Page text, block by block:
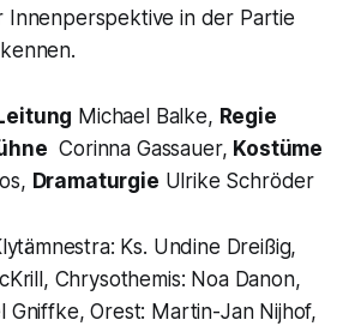
Innenperspektive in der Partie
Michael Balke, Regie
Corinna Gassauer, Kostüme
Dramaturgie Ulrike Schröder
: Ks. Undine Dreißig,
Chrysothemis: Noa Danon,
Gniffke, Orest: Martin-Jan Nijhof,